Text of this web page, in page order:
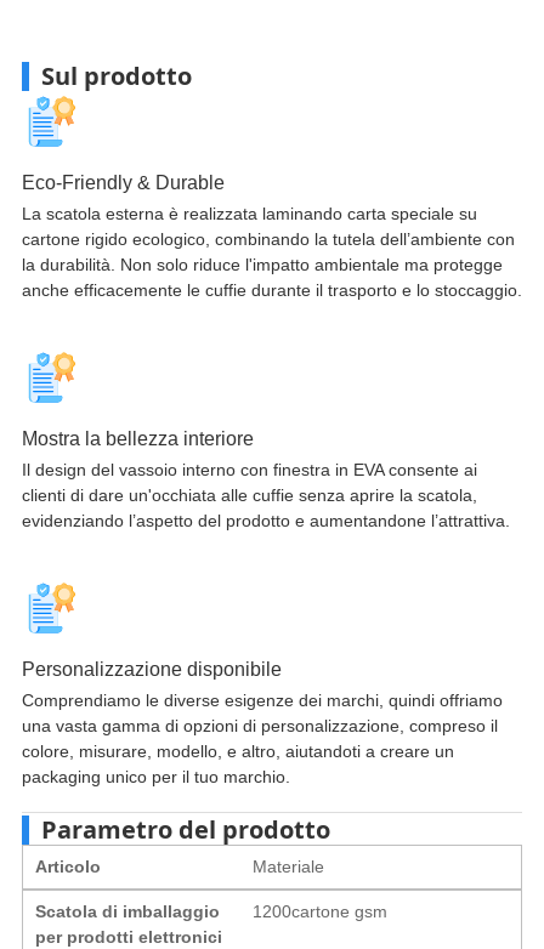
Sul prodotto
Eco-Friendly & Durable
La scatola esterna è realizzata laminando carta speciale su
cartone rigido ecologico, combinando la tutela dell’ambiente con
la durabilità. Non solo riduce l'impatto ambientale ma protegge
anche efficacemente le cuffie durante il trasporto e lo stoccaggio.​
Mostra la bellezza interiore
Il design del vassoio interno con finestra in EVA consente ai
clienti di dare un'occhiata alle cuffie senza aprire la scatola,
evidenziando l’aspetto del prodotto e aumentandone l’attrattiva.​
Personalizzazione disponibile
Comprendiamo le diverse esigenze dei marchi, quindi offriamo
una vasta gamma di opzioni di personalizzazione, compreso il
colore, misurare, modello, e altro, aiutandoti a creare un
packaging unico per il tuo marchio.​
Parametro del prodotto
Articolo Materiale
Scatola di imballaggio
per prodotti elettronici
1200cartone gsm